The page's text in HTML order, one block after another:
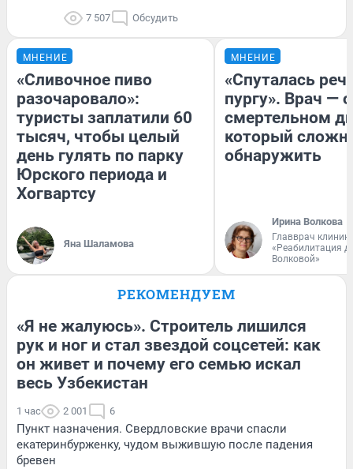
7 507 Обсудить
МНЕНИЕ
«Сливочное пиво
разочаровало»:
туристы заплатили 60
тысяч, чтобы целый
день гулять по парку
Юрского периода и
Хогвартсу
Яна Шаламова
МНЕНИЕ
«Спуталась
пургу». Врач — о
смертельном
который
обнаружить
Ирина Волкова
Главврач
«Реабилитация
Волковой»
РЕКОМЕНДУЕМ
«Я не жалуюсь». Строитель лишился
рук и ног и стал звездой соцсетей: как
он живет и почему его семью искал
весь Узбекистан
1 час 2 001 6
Пункт назначения. Свердловские врачи спасли
екатеринбурженку, чудом выжившую после падения
бревен